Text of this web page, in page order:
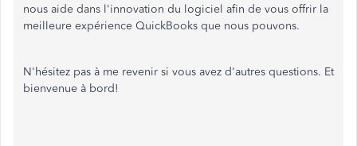
nous aide dans l'innovation du logiciel afin de vous offrir la
meilleure expérience QuickBooks que nous pouvons.
N'hésitez pas à me revenir si vous avez d'autres questions. Et
bienvenue à bord!